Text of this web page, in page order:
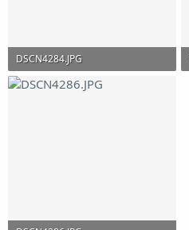
DSCN4284.JPG
273,5 KB · Просмотры: 92